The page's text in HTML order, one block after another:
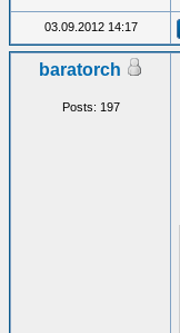
03.09.2012 14:17
baratorch
Posts: 197